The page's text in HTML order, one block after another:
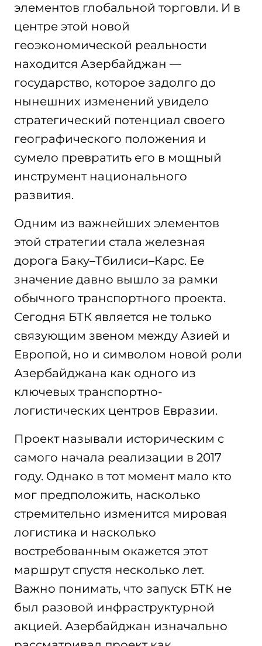
элементов глобальной торговли. И в
центре этой новой
геоэкономической реальности
находится Азербайджан —
государство, которое задолго до
нынешних изменений увидело
стратегический потенциал своего
географического положения и
сумело превратить его в мощный
инструмент национального
развития.
Одним из важнейших элементов
этой стратегии стала железная
дорога Баку–Тбилиси–Карс. Ее
значение давно вышло за рамки
обычного транспортного проекта.
Сегодня БТК является не только
связующим звеном между Азией и
Европой, но и символом новой роли
Азербайджана как одного из
ключевых транспортно-
логистических центров Евразии.
Проект называли историческим с
самого начала реализации в 2017
году. Однако в тот момент мало кто
мог предположить, насколько
стремительно изменится мировая
логистика и насколько
востребованным окажется этот
маршрут спустя несколько лет.
Важно понимать, что запуск БТК не
был разовой инфраструктурной
акцией. Азербайджан изначально